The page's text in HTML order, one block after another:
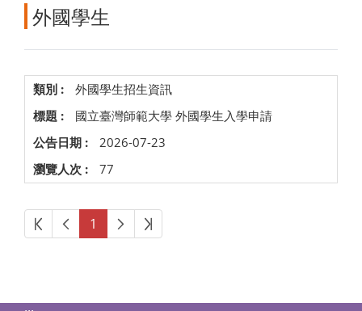
外國學生
外國學生招生資訊
國立臺灣師範大學 外國學生入學申請
2026-07-23
77
第一頁上一頁
1 下一頁最後頁